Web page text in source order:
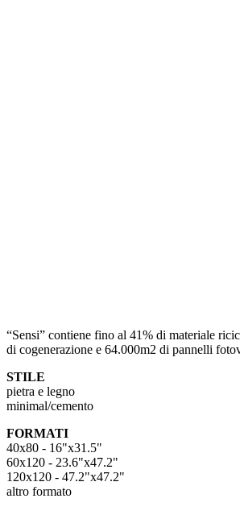
“Sensi” contiene fino al 41% di materiale
di cogenerazione e 64.000m2 di pannelli
STILE
pietra e legno
minimal/cemento
FORMATI
40x80 - 16"x31.5"
60x120 - 23.6"x47.2"
120x120 - 47.2"x47.2"
altro formato